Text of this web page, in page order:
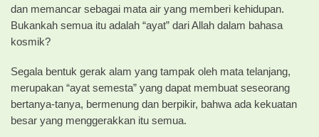
dan memancar sebagai mata air yang memberi kehidupan.
Bukankah semua itu adalah “ayat” dari Allah dalam bahasa
kosmik?
Segala bentuk gerak alam yang tampak oleh mata telanjang,
merupakan “ayat semesta” yang dapat membuat seseorang
bertanya-tanya, bermenung dan berpikir, bahwa ada kekuatan
besar yang menggerakkan itu semua.